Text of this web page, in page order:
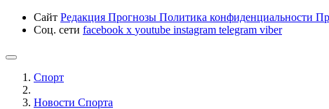
Сайт Редакция Прогнозы Политика конфиденциальности
Соц. сети facebook x youtube instagram telegram viber
Спорт
Новости Cпорта